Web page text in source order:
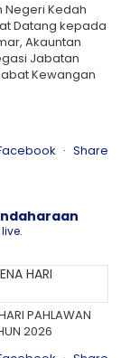
Kedah
Datang kepada
Akauntan
Jabatan
Kewangan
· Share
PAHLAWAN
2026